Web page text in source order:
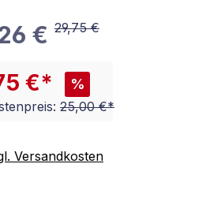
€ 29,75 €
€* %
25,00 €*
Versandkosten